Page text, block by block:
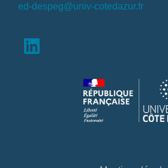
ed-despeg@univ-cotedazur.fr